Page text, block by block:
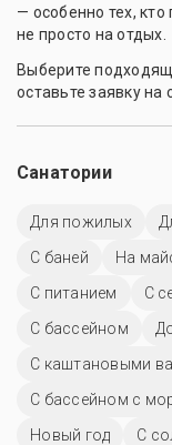
— особенно тех,
не просто на отдых.
Выберите
оставьте заявку на
Санатории
Для пожилых
С баней
На
С питанием
С
C бассейном
С каштановыми
С бассейном с
Новый год
С